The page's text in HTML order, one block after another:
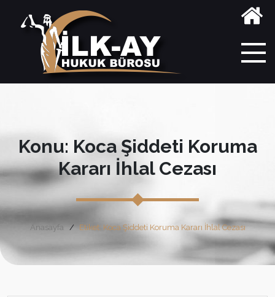
Konu: Koca Şiddeti Koruma
Kararı İhlal Cezası
Anasayfa Etiket: Koca Şiddeti Koruma Kararı İhlal Cezası